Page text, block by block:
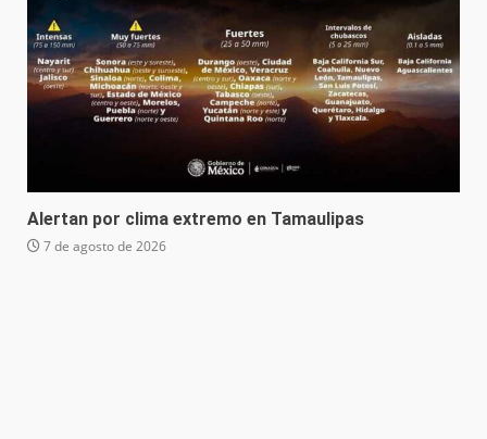
Alertan por clima extremo en Tamaulipas
7 de agosto de 2026